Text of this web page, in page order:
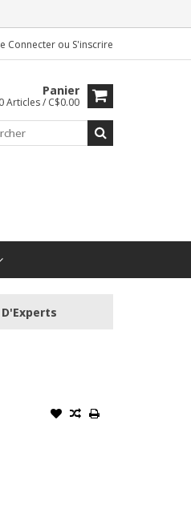
Connecter ou S'inscrire
Panier
0 Articles / C$0.00